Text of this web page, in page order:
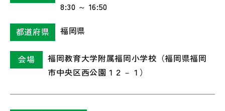
8:30 ～ 16:50
都道府県 福岡県
会場
福岡教育大学附属福岡小学校（福岡県福岡
市中央区西公園１２－１）